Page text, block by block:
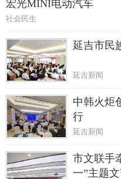
宏光MINI电动汽车
社会民生
延吉市民
延吉新闻
中韩火炬
行
延吉新闻
市文联手
一”主题